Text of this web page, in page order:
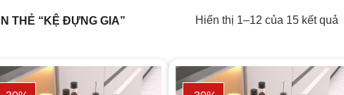
THẺ “KỆ ĐỰNG GIA” Hiển thị 1–12 của 15 kết quả